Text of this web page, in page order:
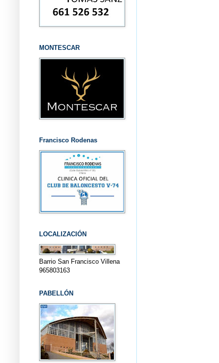
MONTESCAR
Francisco Rodenas
LOCALIZACIÓN
Barrio San Francisco Villena
965803163
PABELLÓN